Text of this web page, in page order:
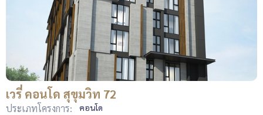
เวรี่ คอนโด สุขุมวิท 72
ประเภทโครงการ: คอนโด